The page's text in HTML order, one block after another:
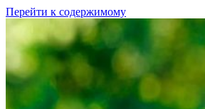
Перейти к содержимому